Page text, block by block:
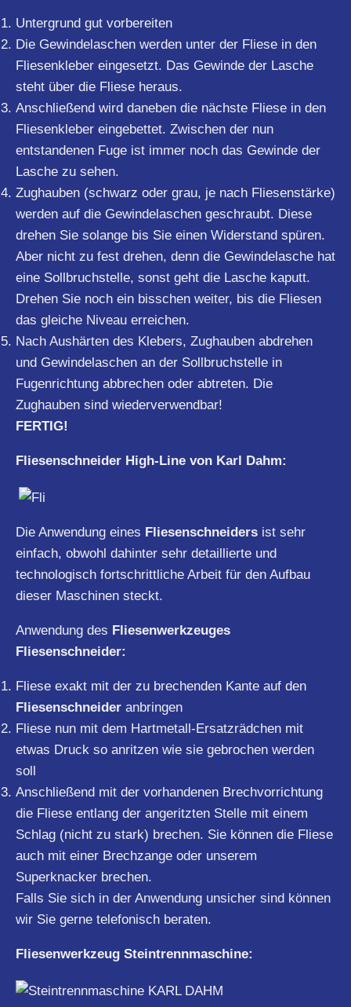
Untergrund gut vorbereiten
Die Gewindelaschen werden unter der Fliese in den
Fliesenkleber eingesetzt. Das Gewinde der Lasche
steht über die Fliese heraus.
Anschließend wird daneben die nächste Fliese in den
Fliesenkleber eingebettet. Zwischen der nun
entstandenen Fuge ist immer noch das Gewinde der
Lasche zu sehen.
Zughauben (schwarz oder grau, je nach Fliesenstärke)
werden auf die Gewindelaschen geschraubt. Diese
drehen Sie solange bis Sie einen Widerstand spüren.
Aber nicht zu fest drehen, denn die Gewindelasche hat
eine Sollbruchstelle, sonst geht die Lasche kaputt.
Drehen Sie noch ein bisschen weiter, bis die Fliesen
das gleiche Niveau erreichen.
Nach Aushärten des Klebers, Zughauben abdrehen
und Gewindelaschen an der Sollbruchstelle in
Fugenrichtung abbrechen oder abtreten. Die
Zughauben sind wiederverwendbar!
FERTIG!
Fliesenschneider High-Line von Karl Dahm:
Die Anwendung eines Fliesenschneiders ist sehr
einfach, obwohl dahinter sehr detaillierte und
technologisch fortschrittliche Arbeit für den Aufbau
dieser Maschinen steckt.
Anwendung des Fliesenwerkzeuges
Fliesenschneider:
Fliese exakt mit der zu brechenden Kante auf den
Fliesenschneider anbringen
Fliese nun mit dem Hartmetall-Ersatzrädchen mit
etwas Druck so anritzen wie sie gebrochen werden
soll
Anschließend mit der vorhandenen Brechvorrichtung
die Fliese entlang der angeritzten Stelle mit einem
Schlag (nicht zu stark) brechen. Sie können die Fliese
auch mit einer Brechzange oder unserem
Superknacker brechen.
Falls Sie sich in der Anwendung unsicher sind können
wir Sie gerne telefonisch beraten.
Fliesenwerkzeug Steintrennmaschine: